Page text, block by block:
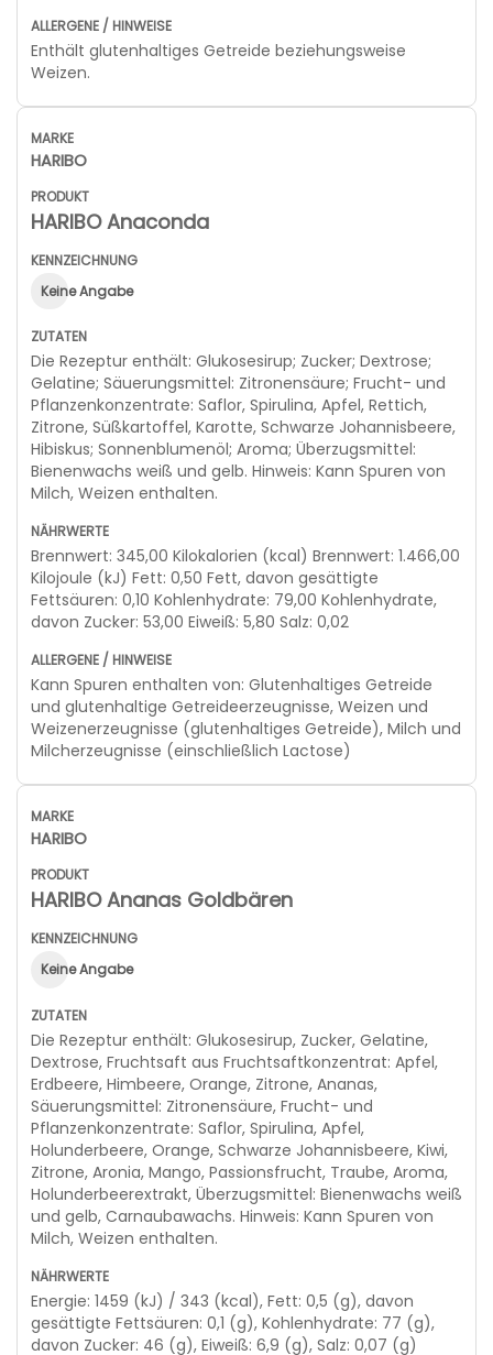
Enthält glutenhaltiges Getreide beziehungsweise
Weizen.
HARIBO
HARIBO Anaconda
Keine Angabe
Die Rezeptur enthält: Glukosesirup; Zucker; Dextrose;
Gelatine; Säuerungsmittel: Zitronensäure; Frucht- und
Pflanzenkonzentrate: Saflor, Spirulina, Apfel, Rettich,
Zitrone, Süßkartoffel, Karotte, Schwarze Johannisbeere,
Hibiskus; Sonnenblumenöl; Aroma; Überzugsmittel:
Bienenwachs weiß und gelb. Hinweis: Kann Spuren von
Milch, Weizen enthalten.
Brennwert: 345,00 Kilokalorien (kcal) Brennwert: 1.466,00
Kilojoule (kJ) Fett: 0,50 Fett, davon gesättigte
Fettsäuren: 0,10 Kohlenhydrate: 79,00 Kohlenhydrate,
davon Zucker: 53,00 Eiweiß: 5,80 Salz: 0,02
Kann Spuren enthalten von: Glutenhaltiges Getreide
und glutenhaltige Getreideerzeugnisse, Weizen und
Weizenerzeugnisse (glutenhaltiges Getreide), Milch und
Milcherzeugnisse (einschließlich Lactose)
HARIBO
HARIBO Ananas Goldbären
Keine Angabe
Die Rezeptur enthält: Glukosesirup, Zucker, Gelatine,
Dextrose, Fruchtsaft aus Fruchtsaftkonzentrat: Apfel,
Erdbeere, Himbeere, Orange, Zitrone, Ananas,
Säuerungsmittel: Zitronensäure, Frucht- und
Pflanzenkonzentrate: Saflor, Spirulina, Apfel,
Holunderbeere, Orange, Schwarze Johannisbeere, Kiwi,
Zitrone, Aronia, Mango, Passionsfrucht, Traube, Aroma,
Holunderbeerextrakt, Überzugsmittel: Bienenwachs weiß
und gelb, Carnaubawachs. Hinweis: Kann Spuren von
Milch, Weizen enthalten.
Energie: 1459 (kJ) / 343 (kcal), Fett: 0,5 (g), davon
gesättigte Fettsäuren: 0,1 (g), Kohlenhydrate: 77 (g),
davon Zucker: 46 (g), Eiweiß: 6,9 (g), Salz: 0,07 (g)